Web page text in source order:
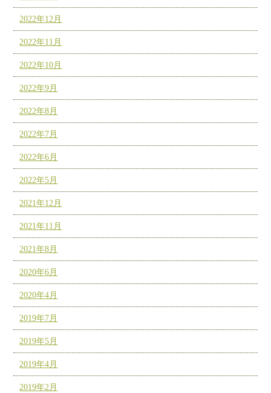
2022年12月
2022年11月
2022年10月
2022年9月
2022年8月
2022年7月
2022年6月
2022年5月
2021年12月
2021年11月
2021年8月
2020年6月
2020年4月
2019年7月
2019年5月
2019年4月
2019年2月